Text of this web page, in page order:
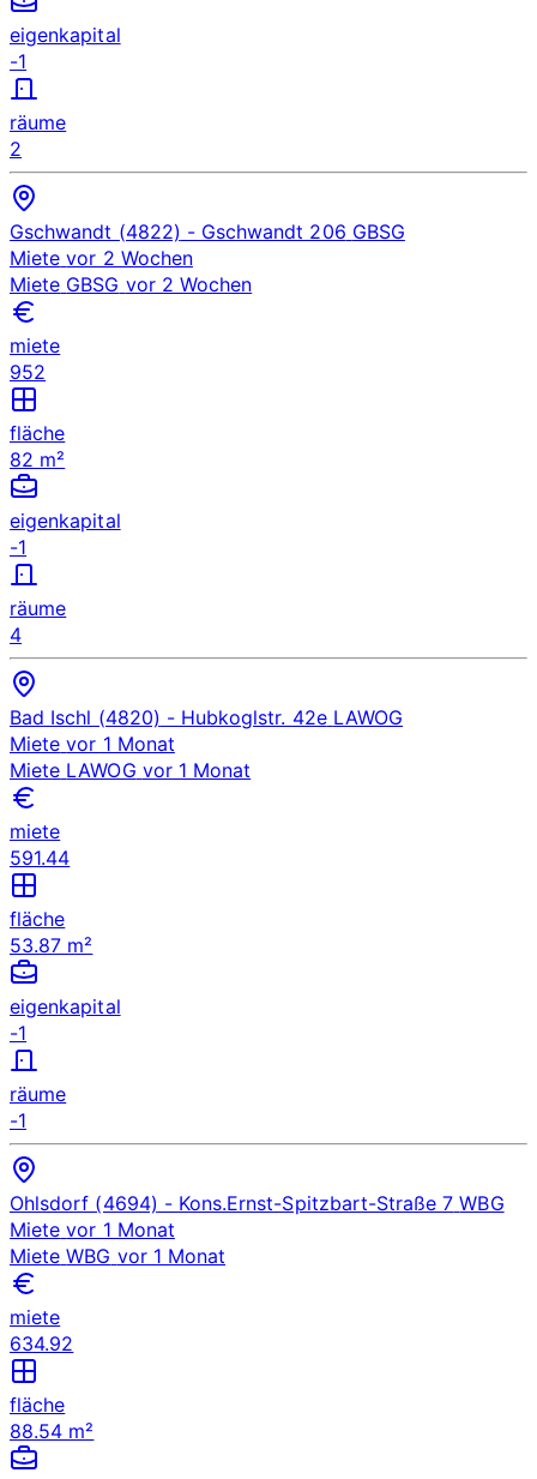
eigenkapital
-1
räume
2
Gschwandt (4822) - Gschwandt 206 GBSG
Miete vor 2 Wochen
Miete GBSG vor 2 Wochen
miete
952
fläche
82 m²
eigenkapital
-1
räume
4
Bad Ischl (4820) - Hubkoglstr. 42e LAWOG
Miete vor 1 Monat
Miete LAWOG vor 1 Monat
miete
591.44
fläche
53.87 m²
eigenkapital
-1
räume
-1
Ohlsdorf (4694) - Kons.Ernst-Spitzbart-Straße 7 WBG
Miete vor 1 Monat
Miete WBG vor 1 Monat
miete
634.92
fläche
88.54 m²